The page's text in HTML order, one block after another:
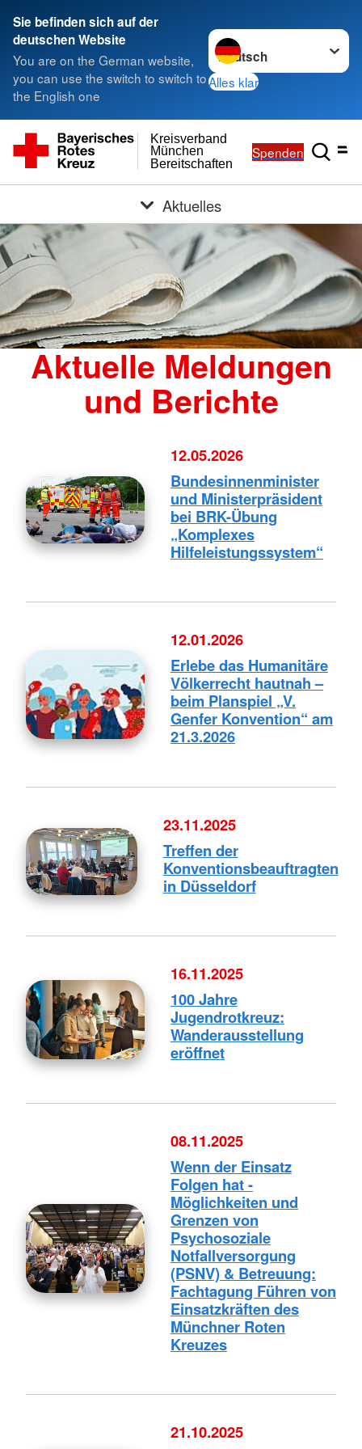
Sie befinden sich auf der
deutschen Website
You are on the German website,
you can use the switch to switch to
the English one
Sprache wechseln zu
Alles klar
Bereitschaften
München
Kreisverband
Spenden
Aktuelles
Aktuelle Meldungen
und Berichte
12.05.2026
Bundesinnenminister
und Ministerpräsident
bei BRK-Übung
„Komplexes
Hilfeleistungssystem“
12.01.2026
Erlebe das Humanitäre
Völkerrecht hautnah –
beim Planspiel „V.
Genfer Konvention“ am
21.3.2026
23.11.2025
Treffen der
Konventionsbeauftragten
in Düsseldorf
16.11.2025
100 Jahre
Jugendrotkreuz:
Wanderausstellung
eröffnet
08.11.2025
Wenn der Einsatz
Folgen hat -
Möglichkeiten und
Grenzen von
Psychosoziale
Notfallversorgung
(PSNV) & Betreuung:
Fachtagung Führen von
Einsatzkräften des
Münchner Roten
Kreuzes
21.10.2025